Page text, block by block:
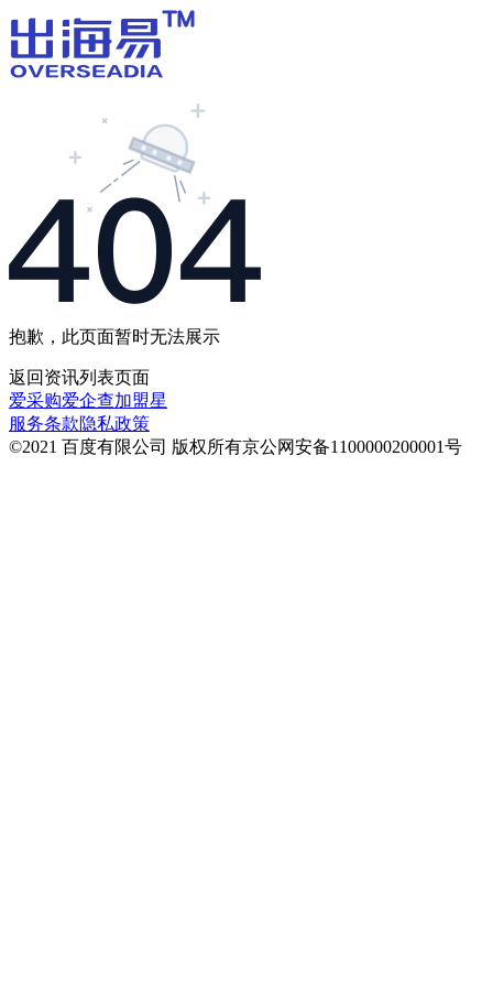
抱歉，此页面暂时无法展示
返回 资讯列表页面
爱采购爱企查加盟星
服务条款隐私政策
©2021 百度有限公司 版权所有京公网安备1100000200001号